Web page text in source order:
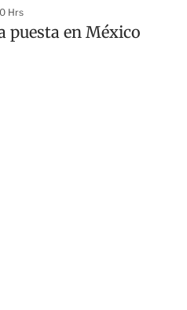
Hrs
puesta en México